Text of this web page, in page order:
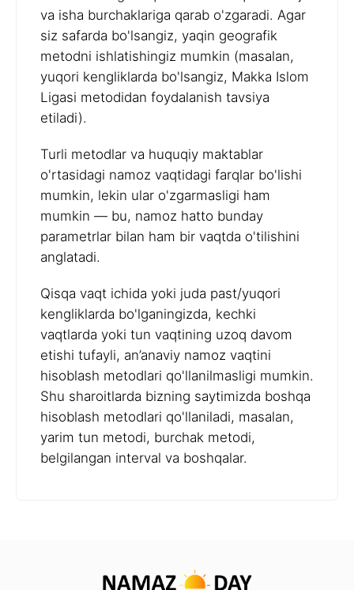
va isha burchaklariga qarab o'zgaradi. Agar
siz safarda bo'lsangiz, yaqin geografik
metodni ishlatishingiz mumkin (masalan,
yuqori kengliklarda bo'lsangiz, Makka Islom
Ligasi metodidan foydalanish tavsiya
etiladi).
Turli metodlar va huquqiy maktablar
o'rtasidagi namoz vaqtidagi farqlar bo'lishi
mumkin, lekin ular o'zgarmasligi ham
mumkin — bu, namoz hatto bunday
parametrlar bilan ham bir vaqtda o'tilishini
anglatadi.
Qisqa vaqt ichida yoki juda past/yuqori
kengliklarda bo'lganingizda, kechki
vaqtlarda yoki tun vaqtining uzoq davom
etishi tufayli, an’anaviy namoz vaqtini
hisoblash metodlari qo'llanilmasligi mumkin.
Shu sharoitlarda bizning saytimizda boshqa
hisoblash metodlari qo'llaniladi, masalan,
yarim tun metodi, burchak metodi,
belgilangan interval va boshqalar.